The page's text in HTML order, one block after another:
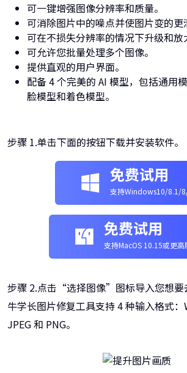
可一键增强图像分辨率和质量。
可消除图片中的噪点并使图片变的更
可在不损失分辨率的情况下升级和放
可允许您批量处理多个图像。
提供直观的用户界面。
配备 4 个完美的 AI 模型，包括通用
脸模型和着色模型。
步骤 1.单击下面的按钮下载并安装软件。
免费试用
支持Windows10/8.1/
免费试用
支持MacOS 10.15或更高
步骤 2.点击“选择图像”图标导入您想要
牛学长图片修复工具支持 4 种输入格式：
JPEG 和 PNG。